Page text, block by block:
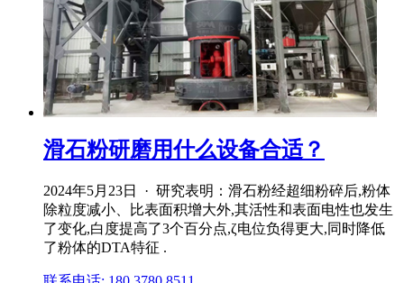
滑石粉研磨用什么设备合适？
2024年5月23日 · 研究表明：滑石粉经超细粉碎后,粉体
除粒度减小、比表面积增大外,其活性和表面电性也发生
了变化,白度提高了3个百分点,ζ电位负得更大,同时降低
了粉体的DTA特征 .